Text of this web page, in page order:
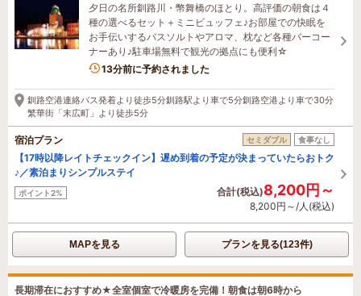
夕日の名所釧路川・幣舞橋のほとり。高評価の朝食は４
種の選べるセット＋ミニビュッフェ♪お部屋での快眠を
お手伝いするバスソルトやアロマ、枕など各種バーコー
ナーあり♪駐車場無料で観光の拠点にも便利☆
13分前に予約されました
釧路空港連絡バス発着より徒歩5分釧路駅より車で5分釧路空港より車で30分
繁華街「末広町」より徒歩5分
宿泊プラン セミダブル 食事なし
【17時以降レイトチェックイン】遅め到着の予定が決まっていたらおトク
♪／素泊まりシンプルステイ
ポイント2% 合計(税込)8,200円～
8,200円～/人(税込)
MAPを見る プランを見る(123件)
長期滞在におすすめ★全室個室で冷暖房を完備！朝食は朝6時から